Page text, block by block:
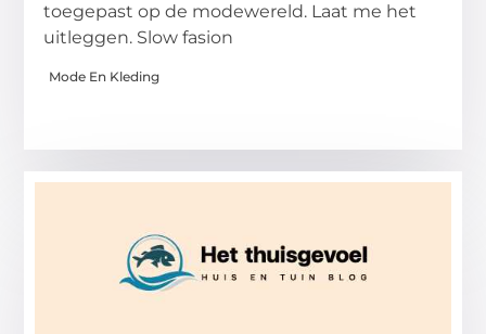
toegepast op de modewereld. Laat me het
uitleggen. Slow fasion
Mode En Kleding